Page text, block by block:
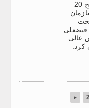
دوشنبه، 21.04.2026. /”خاور”/. در تاریخ 20
فیضعلی
عالی
▸